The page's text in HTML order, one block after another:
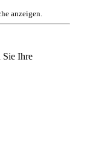
anzeigen.
Sie Ihre